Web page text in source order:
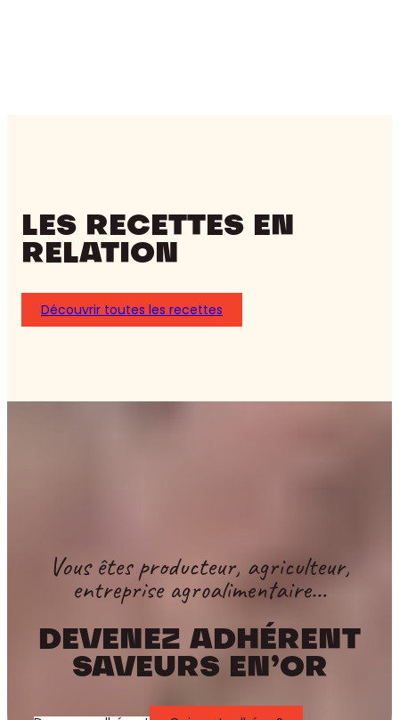
LES RECETTES EN
RELATION
Découvrir toutes les recettes
Vous êtes producteur, agriculteur,
entreprise agroalimentaire…
DEVENEZ ADHÉRENT
SAVEURS EN’OR